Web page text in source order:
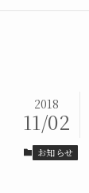
2018
11/02
お知らせ